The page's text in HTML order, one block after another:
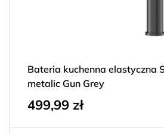
Bateria kuchenna elastyczna
metalic Gun Grey
499,99 zł